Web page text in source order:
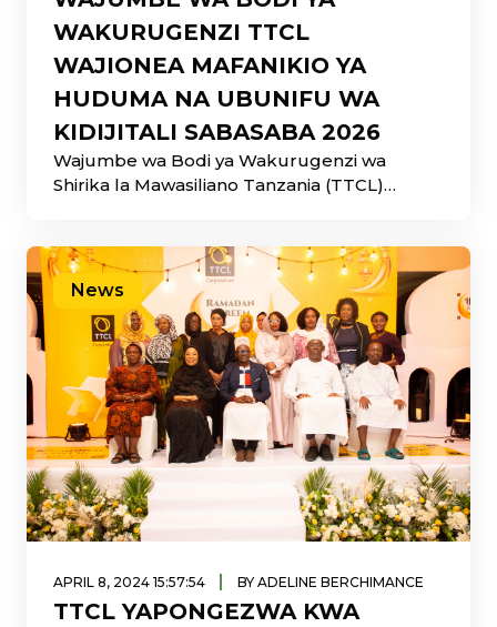
WAKURUGENZI TTCL
WAJIONEA MAFANIKIO YA
HUDUMA NA UBUNIFU WA
KIDIJITALI SABASABA 2026
Wajumbe wa Bodi ya Wakurugenzi wa
Shirika la Mawasiliano Tanzania (TTCL)
Dar es Salaam (Sabasaba 2026), ambapo
wamejionea maendeleo ya huduma na
suluhisho mbalimbali za kidijitali
zinazotolewa na Shirika kwa wananchi, taasisi
za umma, sekta binafsi na wafanyabiashara.
News
APRIL 8, 2024 15:57:54 BY ADELINE BERCHIMANCE
TTCL YAPONGEZWA KWA